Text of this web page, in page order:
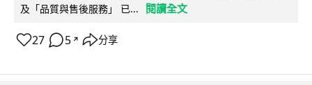
及「品質與售後服務」 已...
閱讀全文
27 5 ↗ 分享